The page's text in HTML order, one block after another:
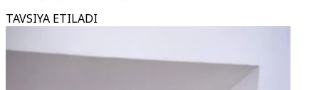
TAVSIYA ETILADI